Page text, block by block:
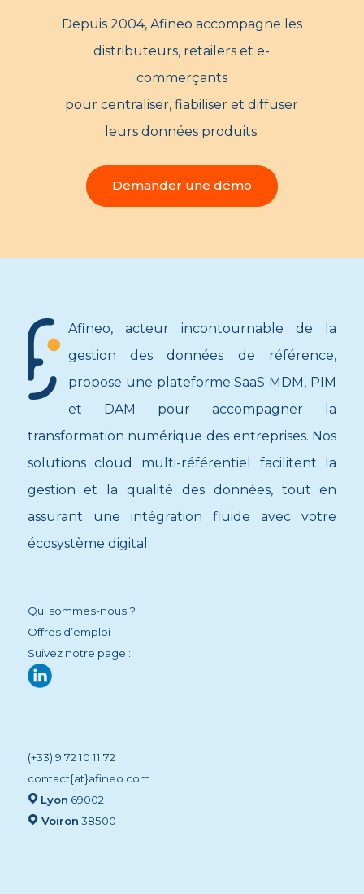
Depuis 2004, Afineo accompagne les
distributeurs, retailers et e-
commerçants
pour centraliser, fiabiliser et diffuser
leurs données produits.
Demander une démo
Afineo, acteur incontournable de la
gestion des données de référence,
propose une plateforme SaaS MDM, PIM
et DAM pour accompagner la
transformation numérique des entreprises. Nos
solutions cloud multi-référentiel facilitent la
gestion et la qualité des données, tout en
assurant une intégration fluide avec votre
écosystème digital.
Qui sommes-nous ?
Offres d’emploi
Suivez notre page :
(+33) 9 72 10 11 72
contact{at}afineo.com
Lyon 69002
Voiron 38500